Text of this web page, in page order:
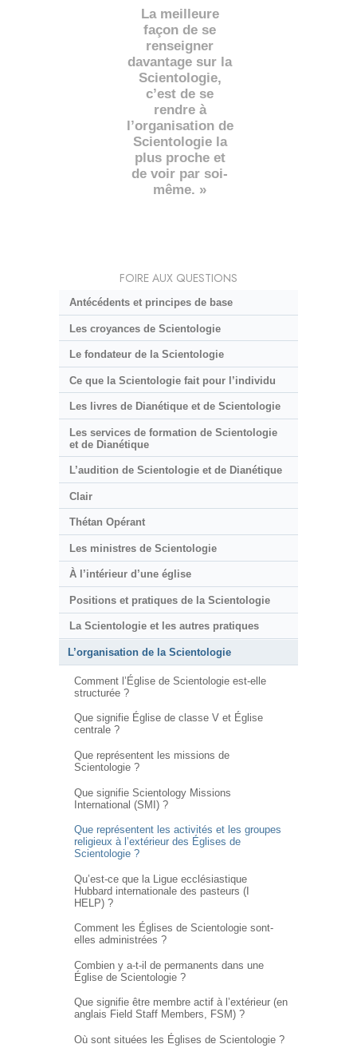
La meilleure
façon de se
renseigner
davantage sur la
Scientologie,
c’est de se
rendre à
l’organisation de
Scientologie la
plus proche et
de voir par soi-
même. »
FOIRE AUX QUESTIONS
Antécédents et principes de base
Les croyances de Scientologie
Le fondateur de la Scientologie
Ce que la Scientologie fait pour l’individu
Les livres de Dianétique et de Scientologie
Les services de formation de Scientologie
et de Dianétique
L’audition de Scientologie et de Dianétique
Clair
Thétan Opérant
Les ministres de Scientologie
À l’intérieur d’une église
Positions et pratiques de la Scientologie
La Scientologie et les autres pratiques
L’organisation de la Scientologie
Comment l’Église de Scientologie est-elle
structurée ?
Que signifie Église de classe V et Église
centrale ?
Que représentent les missions de
Scientologie ?
Que signifie Scientology Missions
International (SMI) ?
Que représentent les activités et les groupes
religieux à l’extérieur des Églises de
Scientologie ?
Qu’est-ce que la Ligue ecclésiastique
Hubbard internationale des pasteurs (I
HELP) ?
Comment les Églises de Scientologie sont-
elles administrées ?
Combien y a-t-il de permanents dans une
Église de Scientologie ?
Que signifie être membre actif à l’extérieur (en
anglais Field Staff Members, FSM) ?
Où sont situées les Églises de Scientologie ?